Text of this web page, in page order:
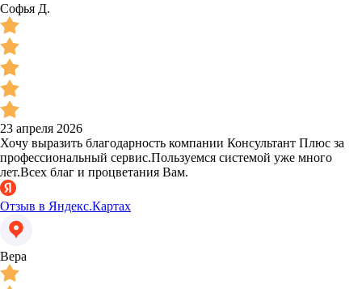
Софья Д.
23 апреля 2026
Хочу выразить благодарность компании Консультант Плюс за
профессиональный сервис.Пользуемся системой уже много
лет.Всех благ и процветания Вам.
Отзыв в Яндекс.Картах
Вера